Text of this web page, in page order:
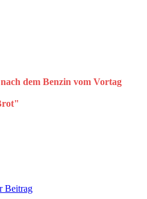
dem Benzin vom Vortag
Beitrag